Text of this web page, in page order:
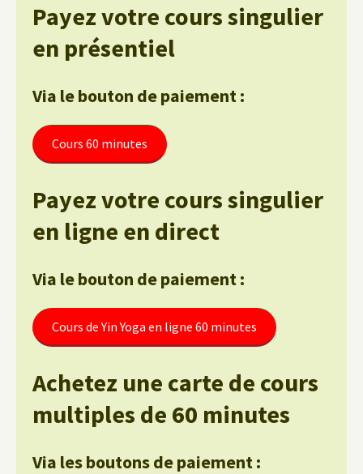
Payez votre cours singulier
en présentiel
Via le bouton de paiement :
Cours 60 minutes
Payez votre cours singulier
en ligne en direct
Via le bouton de paiement :
Cours de Yin Yoga en ligne 60 minutes
Achetez une carte de cours
multiples de 60 minutes
Via les boutons de paiement :